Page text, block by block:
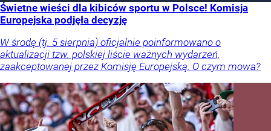
Świetne wieści dla kibiców sportu w Polsce! Komisja
Europejska podjęła decyzję
W środę (tj. 5 sierpnia) oficjalnie poinformowano o
aktualizacji tzw. polskiej liście ważnych wydarzeń,
zaakceptowanej przez Komisję Europejską. O czym mowa?